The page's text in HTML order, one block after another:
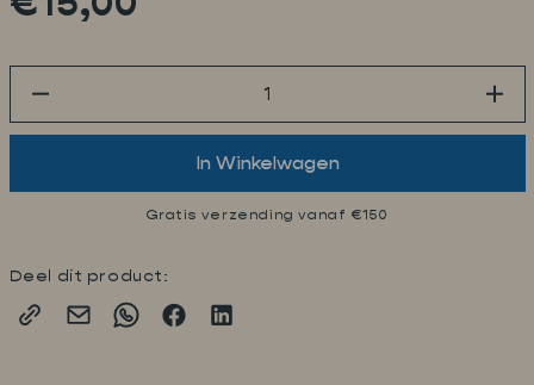
In Winkelwagen
Gratis verzending vanaf €150
Deel dit product:
DIGITALE SOMMELIER
cadeau-ideeën en veelgestelde vragen.